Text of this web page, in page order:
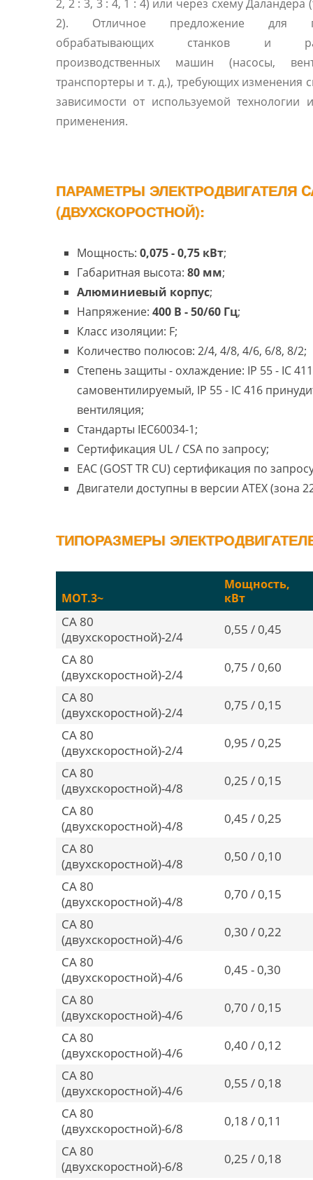
2, 2 : 3, 3 : 4, 1 : 4) или через схему Даландера
2). Отличное предложение для
обрабатывающих станков и
производственных машин (насосы,
транспортеры и т. д.), требующих изменения
зависимости от используемой технологии
применения.
ПАРАМЕТРЫ ЭЛЕКТРОДВИГАТЕЛЯ
(ДВУХСКОРОСТНОЙ):
Мощность: 0,075- 0,75 кВт;
Габаритная высота: 80 мм;
Алюминиевый корпус;
Напряжение: 400 В - 50/60 Гц;
Класс изоляции: F;
Количество полюсов: 2/4, 4/8, 4/6, 6/8, 8/2;
Степень защиты - охлаждение: IP 55 - IC 411
самовентилируемый, IP 55 - IC 416
вентиляция;
Стандарты IEC60034-1;
Сертификация UL / CSA по запросу;
EAC (GOST TR CU) сертификация по
Двигатели доступны в версии ATEX (зона
ТИПОРАЗМЕРЫ
MOT.3~
Мощность,
кВт
CA 80
(двухскоростной)-2/4
0,55 / 0,45
CA 80
(двухскоростной)-2/4
0,75 / 0,60
CA 80
(двухскоростной)-2/4
0,75 / 0,15
CA 80
(двухскоростной)-2/4
0,95 / 0,25
CA 80
(двухскоростной)-4/8
0,25 / 0,15
CA 80
(двухскоростной)-4/8
0,45 / 0,25
CA 80
(двухскоростной)-4/8
0,50 / 0,10
CA 80
(двухскоростной)-4/8
0,70 / 0,15
CA 80
(двухскоростной)-4/6
0,30 / 0,22
CA 80
(двухскоростной)-4/6
0,45 - 0,30
CA 80
(двухскоростной)-4/6
0,70 / 0,15
CA 80
(двухскоростной)-4/6
0,40 / 0,12
CA 80
(двухскоростной)-4/6
0,55 / 0,18
CA 80
(двухскоростной)-6/8
0,18 / 0,11
CA 80
(двухскоростной)-6/8
0,25 / 0,18